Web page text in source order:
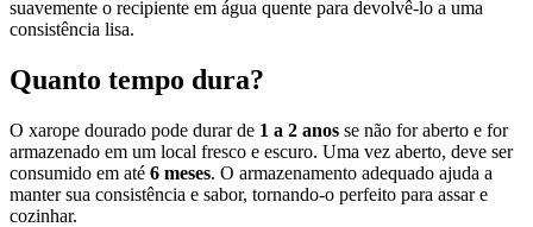
suavemente o recipiente em água quente para devolvê-lo a uma
consistência lisa.
Quanto tempo dura?
O xarope dourado pode durar de 1 a 2 anos se não for aberto e for
armazenado em um local fresco e escuro. Uma vez aberto, deve ser
consumido em até 6 meses. O armazenamento adequado ajuda a
manter sua consistência e sabor, tornando-o perfeito para assar e
cozinhar.